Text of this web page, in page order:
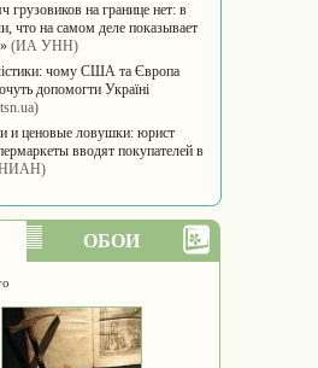
грузовиков на границе нет: в
что на самом деле показывает
(ИА УНН)
чому США та Європа
допомогти Україні
и ценовые ловушки: юрист
вводят покупателей в
ОБОИ